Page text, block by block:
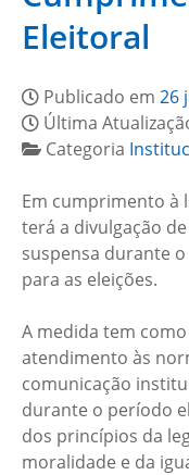
Eleitoral
Publicado em 26
Última
Categoria
Em cumprimento à
terá a divulgação
suspensa durante
para as eleições.
A medida tem
atendimento às
comunicação
durante o período
dos princípios da
moralidade e da